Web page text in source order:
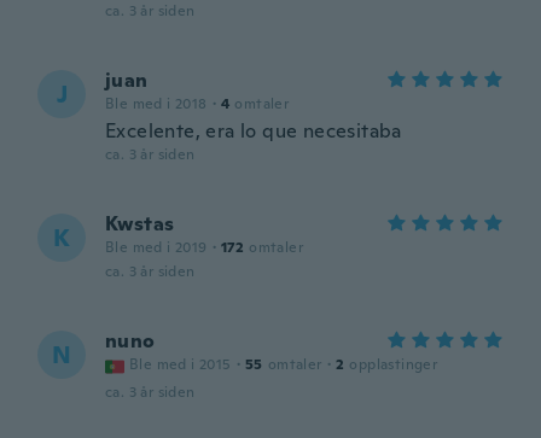
ca. 3 år siden
J juan
Ble med i 2018 · 4 omtaler
Excelente, era lo que necesitaba
ca. 3 år siden
K Kwstas
Ble med i 2019 · 172 omtaler
ca. 3 år siden
N nuno
Ble med i 2015 · 55 omtaler · 2 opplastinger
ca. 3 år siden